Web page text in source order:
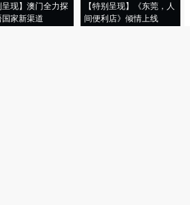
呈现】澳门全力探
家新渠道
【特别呈现】《东莞，人
间便利店》倾情上线